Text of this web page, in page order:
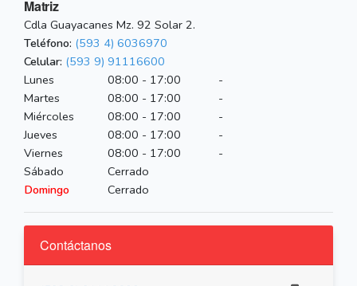
Matriz
Cdla Guayacanes Mz. 92 Solar 2.
Teléfono: (593 4) 6036970
Celular: (593 9) 91116600
Lunes
08:00 - 17:00
-
Martes
08:00 - 17:00
-
Miércoles
08:00 - 17:00
-
Jueves
08:00 - 17:00
-
Viernes
08:00 - 17:00
-
Sábado
Cerrado
Domingo
Cerrado
Contáctanos